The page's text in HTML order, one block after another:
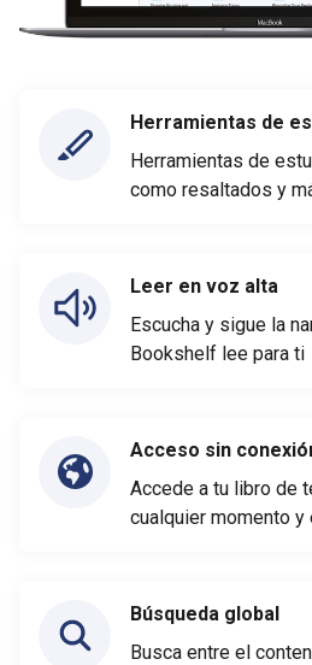
Herramientas de
Herramientas de
como resaltados y
Leer en voz alta
Escucha y sigue la
Bookshelf lee para ti
Acceso sin
Accede a tu libro de
cualquier momento y
Búsqueda global
Busca entre el